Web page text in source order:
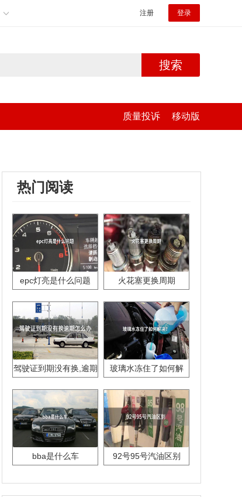
注册 登录
搜索
质量投诉 移动版
热门阅读
epc灯亮是什么问题 火花塞更换周期
驾驶证到期没有换,逾期
玻璃水冻住了如何解
bba是什么车 92号95号汽油区别